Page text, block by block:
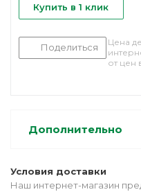
Купить в 1 клик
Поделиться
Цена
от цен
Дополнительно
Условия доставки
Наш интернет-магазин